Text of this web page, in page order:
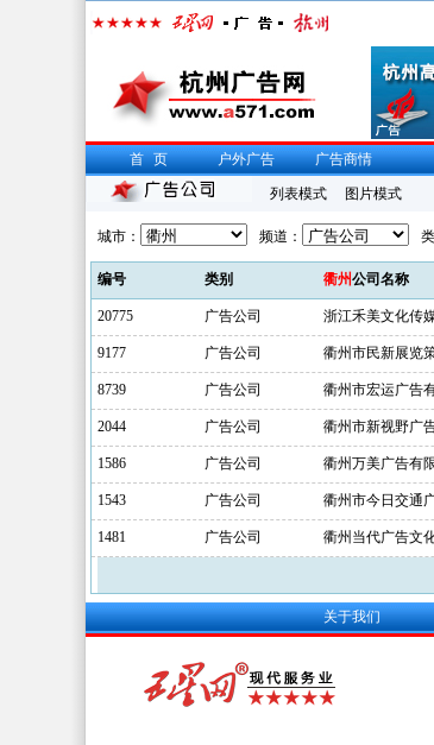
首页 户外广告 广告商情
列表模式 图片模式
城市： 频道：
编号 类别 衢州公司名称
20775 广告公司 浙江禾美文化传
9177 广告公司 衢州市民新展览
8739 广告公司 衢州市宏运广告
2044 广告公司 衢州市新视野广
1586 广告公司 衢州万美广告有
1543 广告公司 衢州市今日交通
1481 广告公司 衢州当代广告文
关于我们